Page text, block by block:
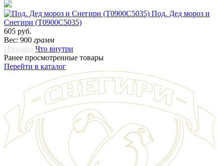
Под. Дед мороз и
Снегири (Т0900С5035)
605 руб.
Вес: 900 грамм
Продано Что внутри
Ранее просмотренные товары
Перейти в каталог